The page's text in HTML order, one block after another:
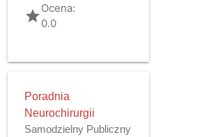
gradeOcena:
0.0
Poradnia
Neurochirurgii
Samodzielny Publiczny